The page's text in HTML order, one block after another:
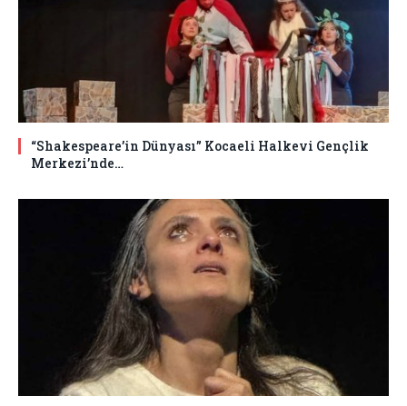
“Shakespeare’in Dünyası” Kocaeli Halkevi Gençlik
Merkezi’nde…